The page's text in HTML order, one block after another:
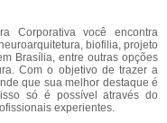
Corporativa você encontra
biofilia, projeto
Brasília, entre outras opções
Com o objetivo de trazer a
que sua melhor destaque é
só é possível através do
experientes.